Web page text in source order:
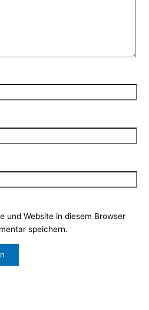
und Website in diesem Browser
speichern.